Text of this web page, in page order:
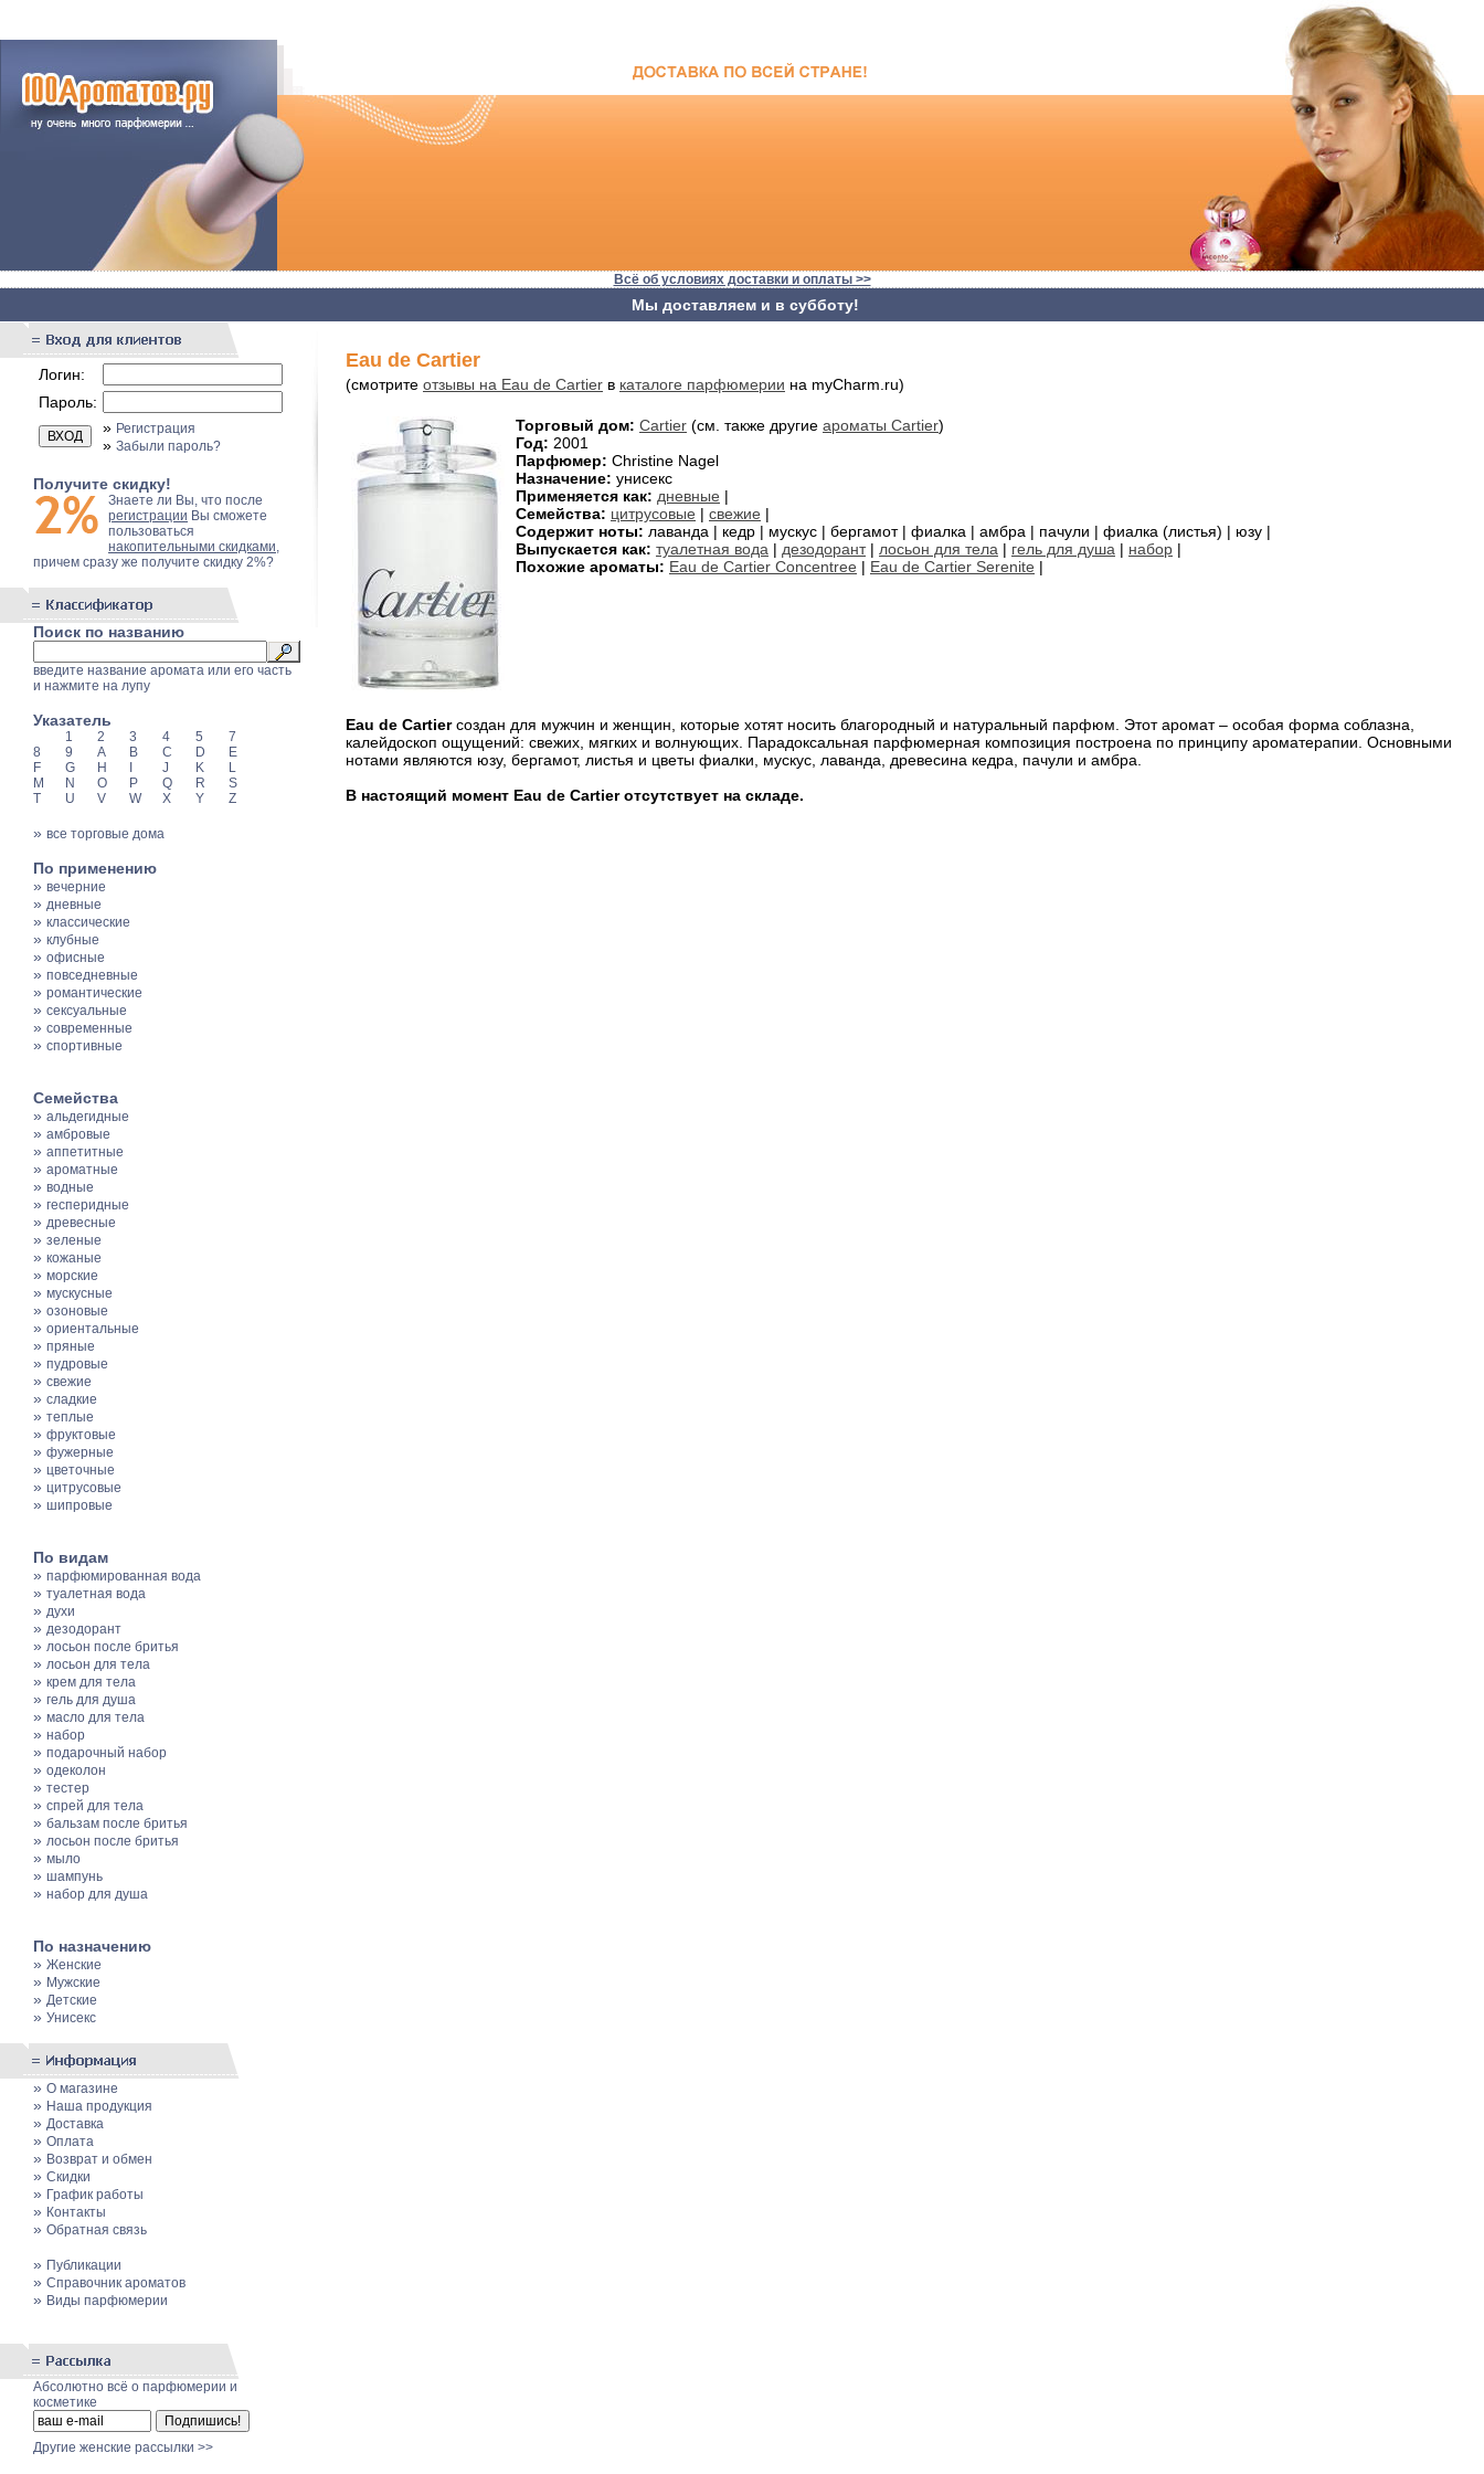
Всё об условиях доставки и оплаты >>
Мы доставляем и в субботу!
Логин:
Пароль:
» Регистрация
» Забыли пароль?
Получите скидку!
Знаете ли Вы, что после
регистрации Вы сможете
пользоваться
накопительными скидками,
причем сразу же получите скидку 2%?
Поиск по названию
введите название аромата или его часть
и нажмите на лупу
Указатель
1 2 3 4 5
7
8
9 A B C D
E
F
G H J K
L
M
N O P Q R
S
T
U V W X Y Z
» все торговые дома
По применению
» вечерние
» дневные
» классические
» клубные
» офисные
» повседневные
» романтические
» сексуальные
» современные
» спортивные
Семейства
» альдегидные
» амбровые
» аппетитные
» ароматные
» водные
» гесперидные
» древесные
» зеленые
» кожаные
» морские
» мускусные
» озоновые
» ориентальные
» пряные
» пудровые
» свежие
» сладкие
» теплые
» фруктовые
» фужерные
» цветочные
» цитрусовые
» шипровые
По видам
» парфюмированная вода
» туалетная вода
» духи
» дезодорант
» лосьон после бритья
» лосьон для тела
» крем для тела
» гель для душа
» масло для тела
» набор
» подарочный набор
» одеколон
» тестер
» спрей для тела
» бальзам после бритья
» лосьон после бритья
» мыло
» шампунь
» набор для душа
По назначению
» Женские
» Мужские
» Детские
» Унисекс
» О магазине
» Наша продукция
» Доставка
» Оплата
» Возврат и обмен
» Скидки
» График работы
» Контакты
» Обратная связь
» Публикации
» Cправочник ароматов
» Виды парфюмерии
Абсолютно всё о парфюмерии и
косметике
Другие женские рассылки >>
Eau de Cartier
(смотрите отзывы на Eau de Cartier в каталоге парфюмерии на myCharm.ru)
Торговый дом: Cartier (см. также другие ароматы Cartier)
Год: 2001
Парфюмер: Christine Nagel
Назначение: унисекс
Применяется как: дневные |
Семейства: цитрусовые | свежие |
Содержит ноты: лаванда | кедр | мускус | бергамот | фиалка | амбра | пачули | фиалка (листья) | юзу |
Выпускается как: туалетная вода | дезодорант| лосьон для тела | гель для душа | набор |
Похожие ароматы: Eau de Cartier Concentree | Eau de Cartier Serenite |
Eau de Cartierсоздан для мужчин и женщин, которые хотят носить благородный и натуральный парфюм. Этот аромат – особая форма соблазна,
калейдоскоп ощущений: свежих, мягких и волнующих. Парадоксальная парфюмерная композиция построена по принципу ароматерапии. Основными
нотами являются юзу, бергамот, листья и цветы фиалки, мускус, лаванда, древесина кедра, пачули и амбра.
В настоящий момент Eau de Cartier отсутствует на складе.